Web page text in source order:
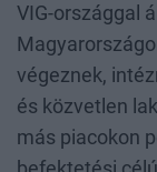
VIG-országgal
végeznek,
és közvetlen
más piacokon